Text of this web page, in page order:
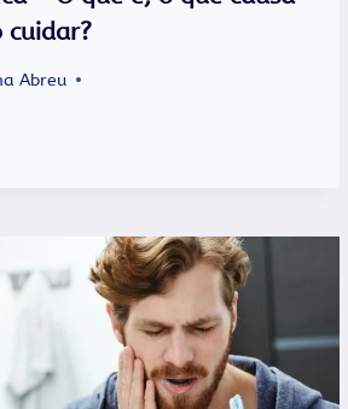
cuidar?
Abreu